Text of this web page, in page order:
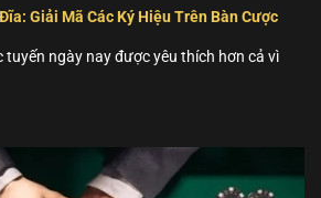
Giải Mã Các Ký Hiệu Trên Bàn Cược
tuyến ngày nay được yêu thích hơn cả vì